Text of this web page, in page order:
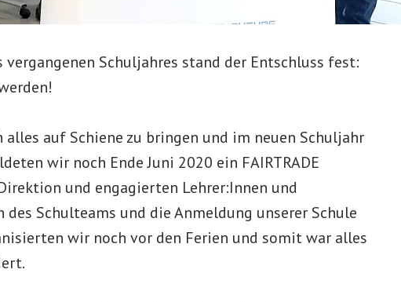
vergangenen Schuljahres stand der Entschluss fest:
alles auf Schiene zu bringen und im neuen Schuljahr
wir noch Ende Juni 2020 ein FAIRTRADE
und engagierten Lehrer:Innen und
des Schulteams und die Anmeldung unserer Schule
wir noch vor den Ferien und somit war alles